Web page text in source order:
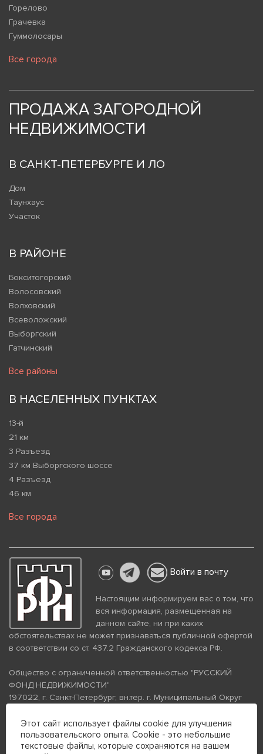
Горелово
Грачевка
Гуммолосары
Все города
ПРОДАЖА ЗАГОРОДНОЙ
НЕДВИЖИМОСТИ
В САНКТ-ПЕТЕРБУРГЕ И ЛО
Дом
Таунхаус
Участок
В РАЙОНЕ
Бокситогорский
Волосовский
Волховский
Всеволожский
Выборгский
Гатчинский
Все районы
В НАСЕЛЕННЫХ ПУНКТАХ
13-й
21 км
3 Разъезд
37 км Выборгского шоссе
4 Разъезд
46 км
Все города
Войти в почту
Настоящим информируем вас о том, что
вся информация, размещенная на
данном сайте, ни при каких
обстоятельствах не может признаваться публичной офертой
в соответствии со ст. 437.2 Гражданского кодекса РФ.
Общество с ограниченной ответственностью "РУССКИЙ
ФОНД НЕДВИЖИМОСТИ"
197022, г. Санкт-Петербург, вн.тер. г. Муниципальный Округ
помещение 26Н, комната 103
ИНН 7813672570 КПП 781301001 ОГРН 1237800058870
Политика конфиденциальности
Политика обработки
Этот сайт использует файлы cookie для улучшения
пользовательского опыта. Cookie - это небольшие
текстовые файлы, которые сохраняются на вашем